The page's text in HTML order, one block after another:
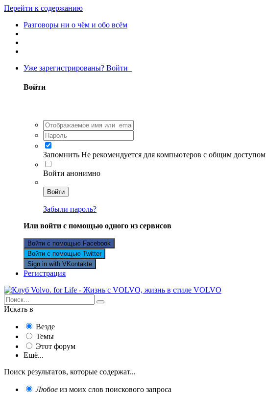
Перейти к содержанию
Разговоры ни о чём и обо всём
Уже зарегистрированы? Войти
Войти
Запомнить Не рекомендуется для компьютеров с общим доступом
Войти анонимно
Войти
Забыли пароль?
Или войти с помощью одного из сервисов
Войти с помощью Facebook
Войти с помощью Twitter
Sign in with VKontakte
Регистрация
Искать в
Везде
Темы
Этот форум
Ещё...
Поиск результатов, которые содержат...
Любое из моих слов поискового запроса